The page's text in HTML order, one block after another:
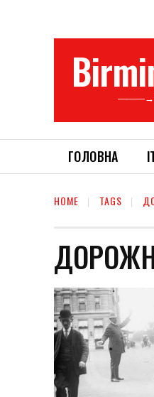
———→
ГОЛОВНА
HOME TAGS